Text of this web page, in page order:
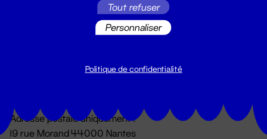
Du lundi au vendredi 14h → 18h
Adresse postale uniquement :
19 rue Morand 44000 Nantes
Tout refuser
Personnaliser
Politique de confidentialité